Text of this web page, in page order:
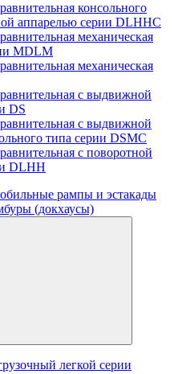
консольного
аппарелью серии DLHHC
механическая
MDLM
механическая
с выдвижной
DS
с выдвижной
типа серии DSMC
с поворотной
DLHH
рампы и эстакады
(докхаусы)
легкой серии